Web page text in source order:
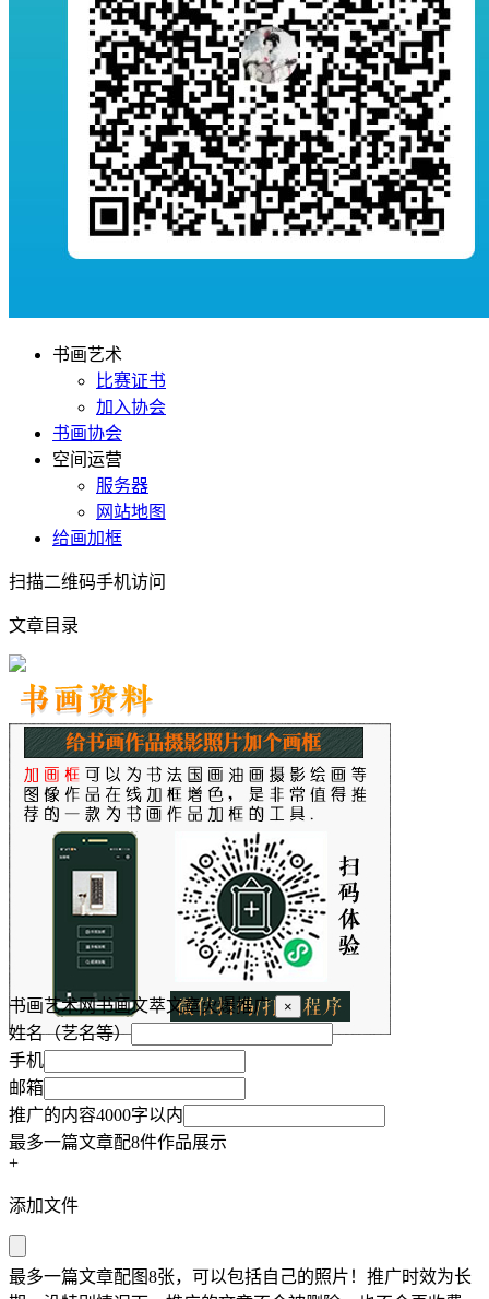
书画艺术
比赛证书
加入协会
书画协会
空间运营
服务器
网站地图
给画加框
扫描二维码手机访问
文章目录
书画艺术网书画文萃文章火爆推广 ×
姓名（艺名等）
手机
邮箱
推广的内容4000字以内
最多一篇文章配8件作品展示
+
添加文件
最多一篇文章配图8张，可以包括自己的照片！推广时效为长